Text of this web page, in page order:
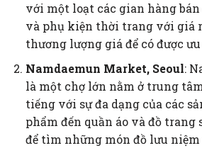
với một loạt các gian hàng bán
và phụ kiện thời trang với giá
thương lượng giá để có được
Namdaemun Market, Seoul:
là một chợ lớn nằm ở trung
tiếng với sự đa dạng của các
phẩm đến quần áo và đồ
để tìm những món đồ lưu